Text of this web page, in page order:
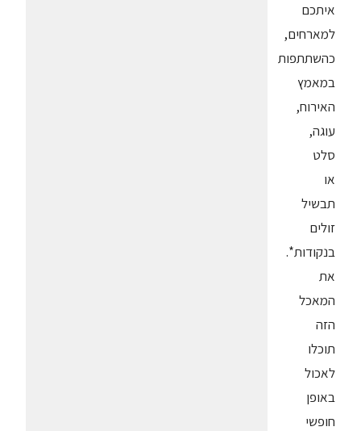
איתכם
למארחים,
כהשתתפות
במאמץ
האירוח,
עוגה,
סלט
או
תבשיל
זולים
בנקודות*.
את
המאכל
הזה
תוכלו
לאכול
באופן
חופשי